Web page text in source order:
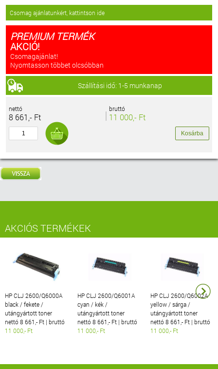
Csomag ajánlatunkért, kattintson ide
PREMIUM TERMÉK
AKCIÓ!
Csomagajánlat!
Nyomtasson többet olcsóbban
Szállítási idő: 1-5 munkanap
nettó
8 661,- Ft
bruttó
11 000,- Ft
AKCIÓS TERMÉKEK
HP CLJ 2600/Q6000A
black / fekete /
utángyártott toner
nettó 8 661,- Ft | bruttó
11 000,- Ft
HP CLJ 2600/Q6001A
cyan / kék /
utángyártott toner
nettó 8 661,- Ft | bruttó
11 000,- Ft
HP CLJ 2600/Q6002A
yellow / sárga /
utángyártott toner
nettó 8 661,- Ft | bruttó
11 000,- Ft